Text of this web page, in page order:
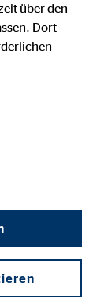
68 VVG,
folgender
Weser-Raum
über den
Dort